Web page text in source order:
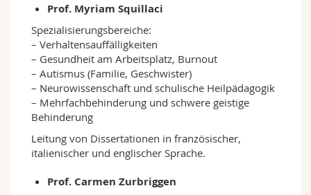
Prof. Myriam Squillaci
Spezialisierungsbereiche:
– Verhaltensauffälligkeiten
– Gesundheit am Arbeitsplatz, Burnout
– Autismus (Familie, Geschwister)
– Neurowissenschaft und schulische Heilpädagogik
– Mehrfachbehinderung und schwere geistige
Behinderung
Leitung von Dissertationen in französischer,
italienischer und englischer Sprache.
Prof. Carmen Zurbriggen